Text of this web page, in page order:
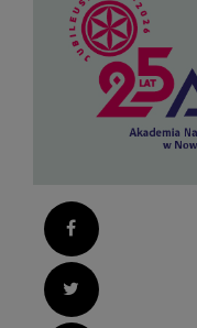
Facebook
Twitter